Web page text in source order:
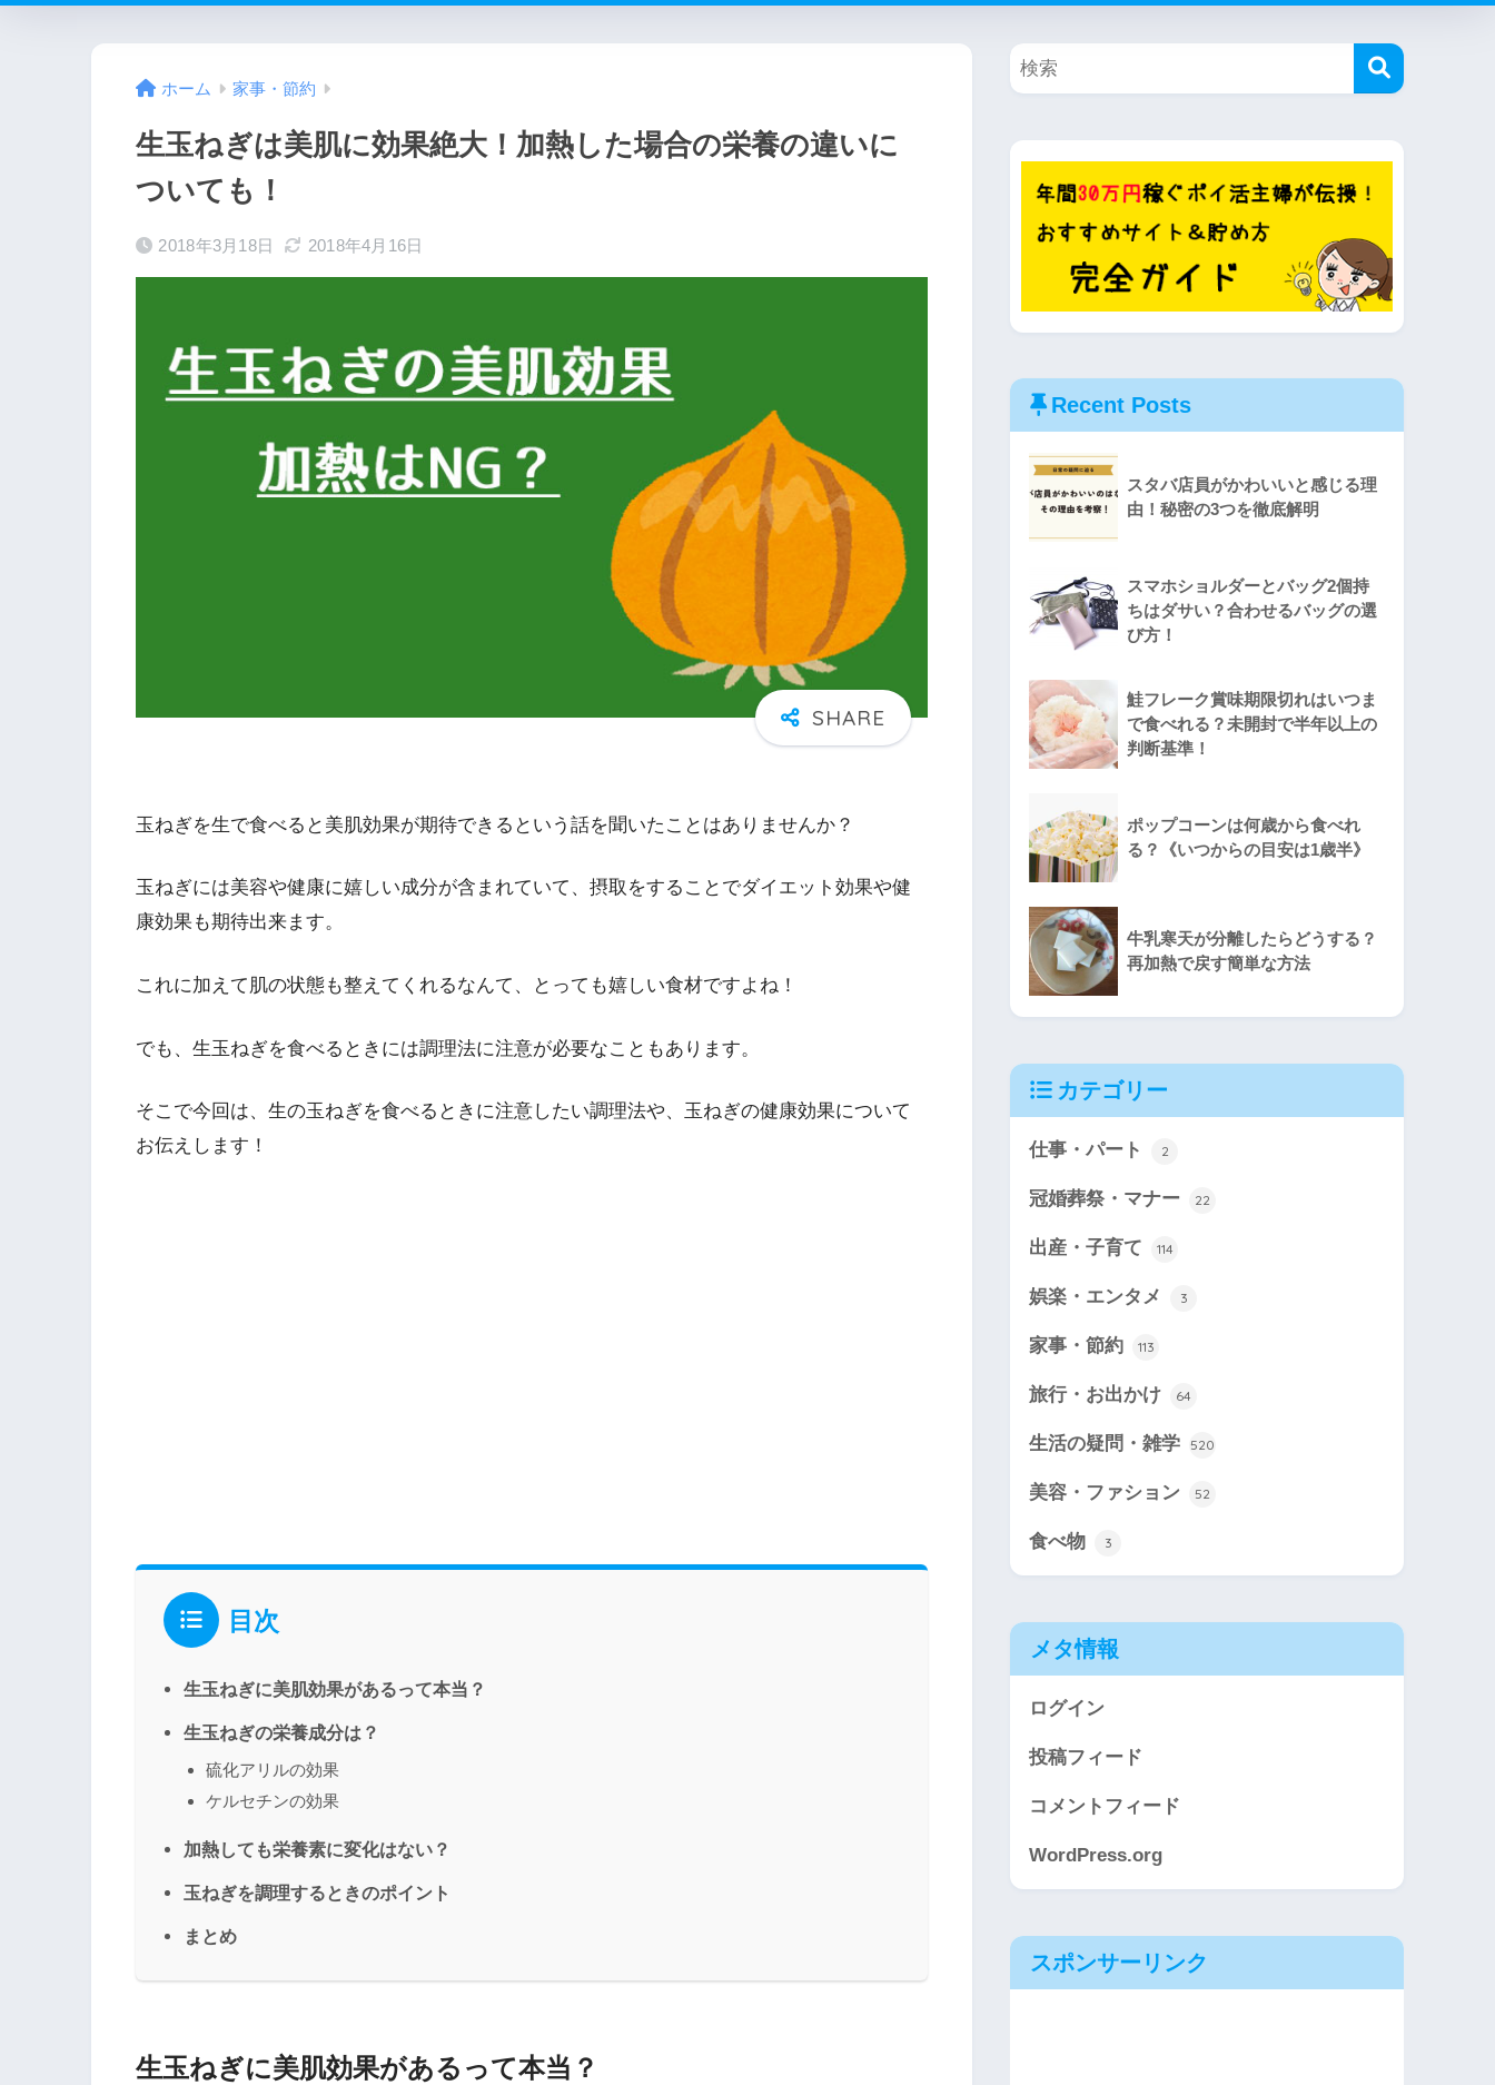
ホーム 家事・節約
生玉ねぎは美肌に効果絶大！加熱した場合の栄養の違いに
ついても！
2018年3月18日 2018年4月16日
玉ねぎを生で食べると美肌効果が期待できるという話を聞いたことはありませんか？
玉ねぎには美容や健康に嬉しい成分が含まれていて、摂取をすることでダイエット効果や健
康効果も期待出来ます。
これに加えて肌の状態も整えてくれるなんて、とっても嬉しい食材ですよね！
でも、生玉ねぎを食べるときには調理法に注意が必要なこともあります。
そこで今回は、生の玉ねぎを食べるときに注意したい調理法や、玉ねぎの健康効果について
お伝えします！
目次
生玉ねぎに美肌効果があるって本当？
生玉ねぎの栄養成分は？
硫化アリルの効果
ケルセチンの効果
加熱しても栄養素に変化はない？
玉ねぎを調理するときのポイント
まとめ
生玉ねぎに美肌効果があるって本当？
Recent Posts
スタバ店員がかわいいと感じる理
由！秘密の3つを徹底解明
スマホショルダーとバッグ2個持
ちはダサい？合わせるバッグの選
び方！
鮭フレーク賞味期限切れはいつま
で食べれる？未開封で半年以上の
判断基準！
ポップコーンは何歳から食べれ
る？《いつからの目安は1歳半》
牛乳寒天が分離したらどうする？
再加熱で戻す簡単な方法
カテゴリー
仕事・パート 2
冠婚葬祭・マナー 22
出産・子育て 114
娯楽・エンタメ 3
家事・節約 113
旅行・お出かけ 64
生活の疑問・雑学 520
美容・ファション 52
食べ物 3
メタ情報
ログイン
投稿フィード
コメントフィード
WordPress.org
スポンサーリンク